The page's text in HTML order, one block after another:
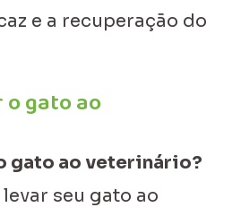
e a recuperação do
gato ao
gato ao veterinário?
seu gato ao